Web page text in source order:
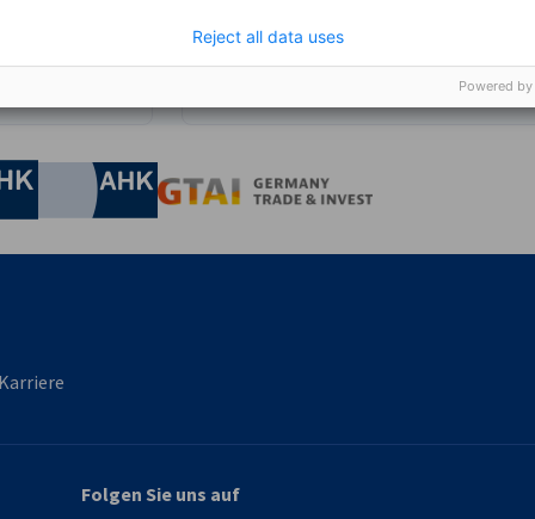
Industrie- und Handelskammer
Industrie- und Handelskammer
AHK.de
Karriere
Folgen Sie uns auf
Reject all data uses
Powered by